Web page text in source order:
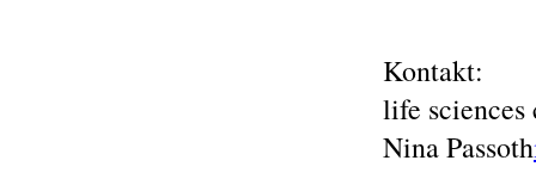
Kontakt:
life
Nina Passoth